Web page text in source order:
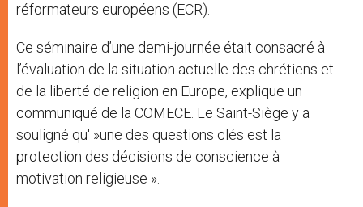
réformateurs européens (ECR).
Ce séminaire d’une demi-journée était consacré à
l’évaluation de la situation actuelle des chrétiens et
de la liberté de religion en Europe, explique un
communiqué de la COMECE. Le Saint-Siège y a
souligné qu' »une des questions clés est la
protection des décisions de conscience à
motivation religieuse ».